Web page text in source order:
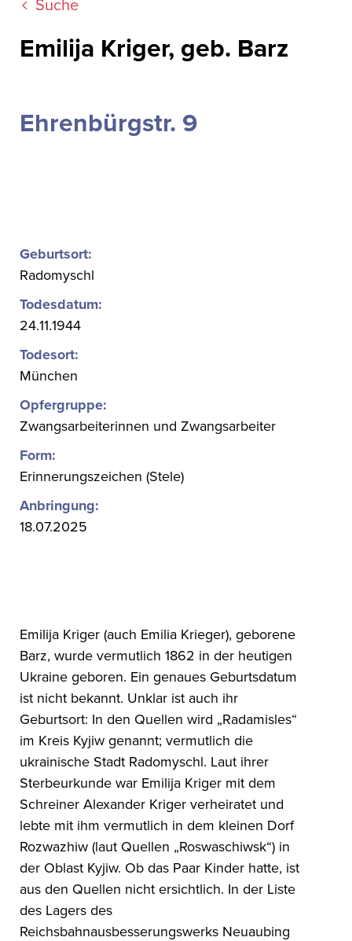
Suche
Emilija Kriger, geb. Barz
Ehrenbürgstr. 9
Geburtsort:
Radomyschl
Todesdatum:
24.11.1944
Todesort:
München
Opfergruppe:
Zwangsarbeiterinnen und Zwangsarbeiter
Form:
Erinnerungszeichen (Stele)
Anbringung:
18.07.2025
Emilija Kriger (auch Emilia Krieger), geborene
Barz, wurde vermutlich 1862 in der heutigen
Ukraine geboren. Ein genaues Geburtsdatum
ist nicht bekannt. Unklar ist auch ihr
Geburtsort: In den Quellen wird „Radamisles“
im Kreis Kyjiw genannt; vermutlich die
ukrainische Stadt Radomyschl. Laut ihrer
Sterbeurkunde war Emilija Kriger mit dem
Schreiner Alexander Kriger verheiratet und
lebte mit ihm vermutlich in dem kleinen Dorf
Rozwazhiw (laut Quellen „Roswaschiwsk“) in
der Oblast Kyjiw. Ob das Paar Kinder hatte, ist
aus den Quellen nicht ersichtlich. In der Liste
des Lagers des
Reichsbahnausbesserungswerks Neuaubing